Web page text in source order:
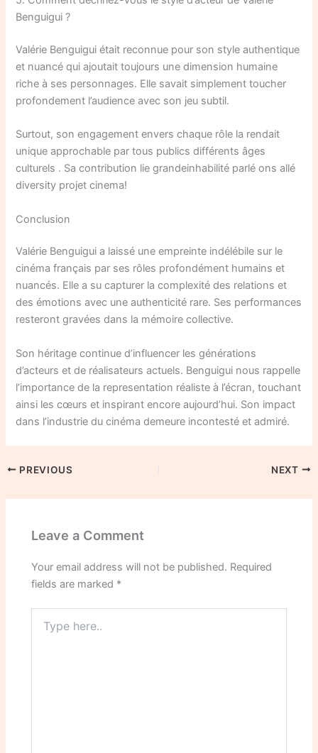
Benguigui ?
Valérie Benguigui était reconnue pour son style authentique
et nuancé qui ajoutait toujours une dimension humaine
riche à ses personnages. Elle savait simplement toucher
profondement l’audience avec son jeu subtil.
Surtout, son engagement envers chaque rôle la rendait
unique approchable par tous publics différents âges
culturels . Sa contribution lie grandeinhabilité parlé ons allé
diversity projet cinema!
Conclusion
Valérie Benguigui a laissé une empreinte indélébile sur le
cinéma français par ses rôles profondément humains et
nuancés. Elle a su capturer la complexité des relations et
des émotions avec une authenticité rare. Ses performances
resteront gravées dans la mémoire collective.
Son héritage continue d’influencer les générations
d’acteurs et de réalisateurs actuels. Benguigui nous rappelle
l’importance de la representation réaliste à l’écran, touchant
ainsi les cœurs et inspirant encore aujourd’hui. Son impact
dans l’industrie du cinéma demeure incontesté et admiré.
PREVIOUS NEXT
Leave a Comment
Your email address will not be published. Required
fields are marked *
here..